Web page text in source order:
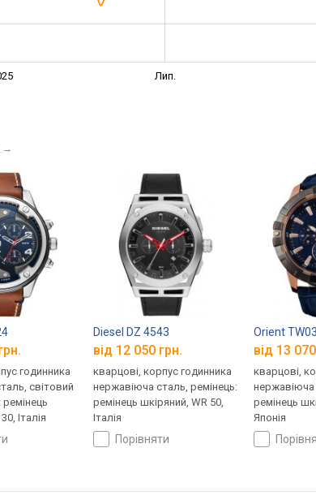
Лип.
→
годинника
світовий
ремінець
Італія
Diesel DZ 4543
від 12 050 грн.
кварцові, корпус годинника
нержавіюча сталь, ремінець:
ремінець шкіряний, WR 50,
Італія
порівняти
Orient
від 13
кварцові,
нержавіюча
ремінець
Японія